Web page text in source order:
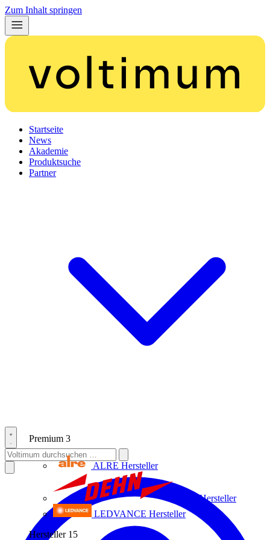
Zum Inhalt springen
Startseite
News
Akademie
Produktsuche
Partner
Premium 3
ALRE Hersteller
Hersteller
LEDVANCE Hersteller
Hersteller 15